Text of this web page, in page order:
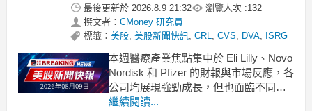
最後更新於 2026.8.9 21:32 瀏覽人次 :132
撰文者： CMoney 研究員
標籤： 美股, 美股新聞快訊, CRL, CVS, DVA, ISRG
本週醫療產業焦點集中於 Eli Lilly、Novo
Nordisk 和 Pfizer 的財報與市場反應，各
公司均展現強勁成長，但也面臨不同挑
戰。 .badgeprice-container {
繼續閱讀...